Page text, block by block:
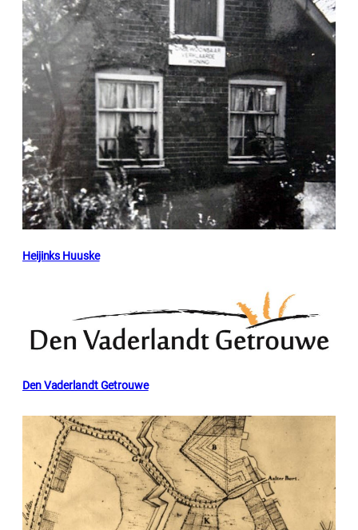
Heijinks Huuske
Den Vaderlandt Getrouwe